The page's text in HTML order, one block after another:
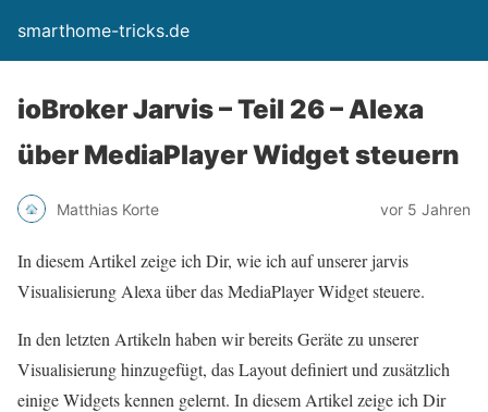
smarthome-tricks.de
ioBroker Jarvis – Teil 26 – Alexa
über MediaPlayer Widget steuern
Matthias Korte vor 5 Jahren
In diesem Artikel zeige ich Dir, wie ich auf unserer jarvis
Visualisierung Alexa über das MediaPlayer Widget steuere.
In den letzten Artikeln haben wir bereits Geräte zu unserer
Visualisierung hinzugefügt, das Layout definiert und zusätzlich
einige Widgets kennen gelernt. In diesem Artikel zeige ich Dir